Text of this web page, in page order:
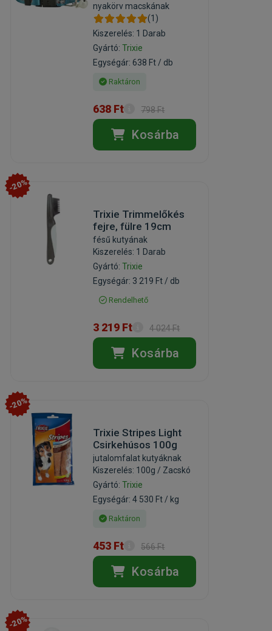
nyakörv macskának
(1)
Kiszerelés: 1 Darab
Gyártó:Trixie
Egységár: 638 Ft / db
Raktáron
638 Ft 798 Ft
Kosárba
-20%
Trixie Trimmelőkés
fejre, fülre 19cm
fésű kutyának
Kiszerelés: 1 Darab
Gyártó:Trixie
Egységár: 3 219 Ft / db
Rendelhető
3 219 Ft 4 024 Ft
Kosárba
-20%
Trixie Stripes Light
Csirkehúsos 100g
jutalomfalat kutyáknak
Kiszerelés: 100g / Zacskó
Gyártó:Trixie
Egységár: 4 530 Ft / kg
Raktáron
453 Ft 566 Ft
Kosárba
-20%